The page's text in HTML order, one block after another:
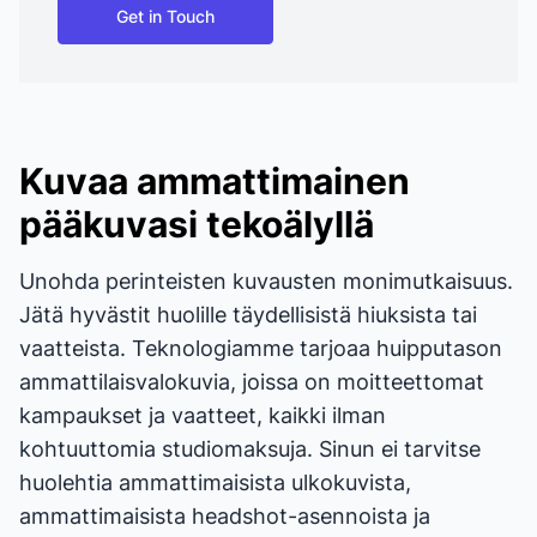
Get in Touch
Kuvaa ammattimainen
pääkuvasi tekoälyllä
Unohda perinteisten kuvausten monimutkaisuus.
Jätä hyvästit huolille täydellisistä hiuksista tai
vaatteista. Teknologiamme tarjoaa huipputason
ammattilaisvalokuvia, joissa on moitteettomat
kampaukset ja vaatteet, kaikki ilman
kohtuuttomia studiomaksuja. Sinun ei tarvitse
huolehtia ammattimaisista ulkokuvista,
ammattimaisista headshot-asennoista ja